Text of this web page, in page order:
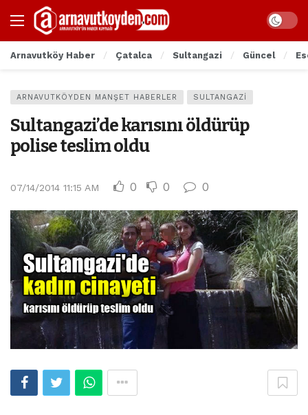
Arnavutköy Haber Çatalca Sultangazi Güncel
ARNAVUTKÖYDEN MANŞET HABERLER SULTANGAZI
Sultangazi’de karısını öldürüp
polise teslim oldu
07/14/2014 11:15 AM 0 0 0